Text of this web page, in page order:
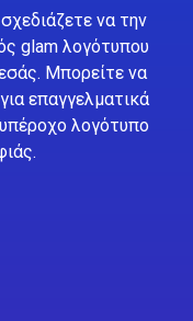
να την
glam λογότυπου
Μπορείτε να
επαγγελματικά
λογότυπο